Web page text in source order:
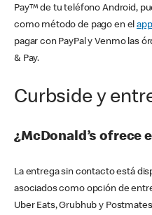
Pay™ de tu teléfono Android,
como método de pago en el
pagar con PayPal y Venmo las
& Pay.
Curbside y
¿McDonald’s ofrece
La entrega sin contacto está
asociados como opción de
Uber Eats, Grubhub y